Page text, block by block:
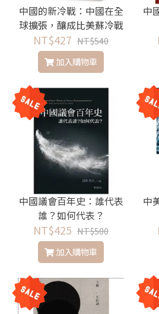
中國的新冷戰：中國在全
球擴張，釀成比美蘇冷戰
更嚴重的對立，臺灣身處
新冷戰的最前端，如何創
造不和平的和平？
NT$427 NT$540
加入購物車
中
中國議會百年史：誰代表
誰？如何代表？
NT$425 NT$500
加入購物車
中